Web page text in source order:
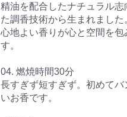
精油を配合したナチュラル
た調香技術から生まれました
心地よい香りが心と空間を
す。
04. 燃焼時間30分
長すぎず短すぎず。初めて
いお香です。